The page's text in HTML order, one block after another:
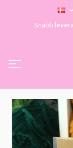
Snabb